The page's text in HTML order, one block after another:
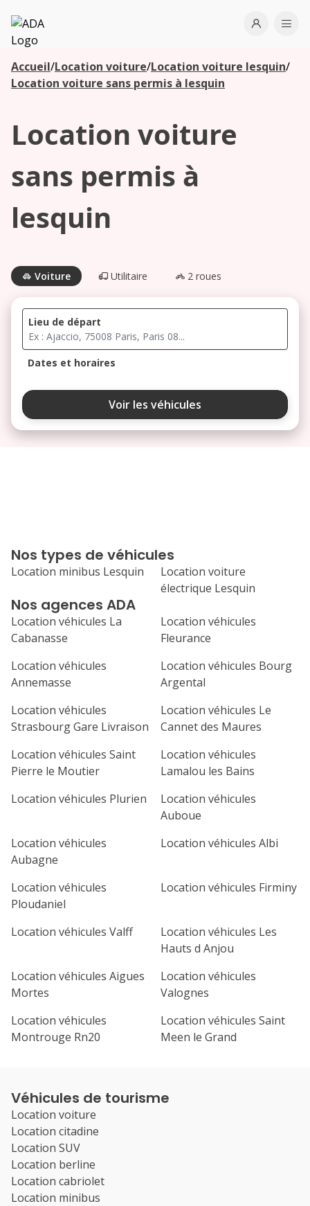
ADA
Open
Accueil/Location voiture/Location voiture lesquin/
Location voiture sans permis à lesquin
Location voiture
sans permis à
lesquin
Voiture Utilitaire 2 roues
Lieu de départ
Dates et horaires
août 2026
ma me
24 25 26
septembre 2026
lu me
3
7 9
15 16 17
21 22 23 24
Voir les véhicules
Nos agences ADA
Location véhicules La
Cabanasse
Location véhicules
Fleurance
Location véhicules
Annemasse
Location véhicules Bourg
Argental
Location véhicules
Strasbourg Gare Livraison
Location véhicules Le
Cannet des Maures
Location véhicules Saint
Pierre le Moutier
Location véhicules
Lamalou les Bains
Location véhicules Plurien
Location véhicules
Auboue
Location véhicules
Aubagne
Location véhicules Albi
Location véhicules
Ploudaniel
Location véhicules Firminy
Location véhicules Valff
Location véhicules Les
Hauts d Anjou
Location véhicules Aigues
Mortes
Location véhicules
Valognes
Location véhicules
Montrouge Rn20
Location véhicules Saint
Meen le Grand
Nos types de véhicules
Location minibus Lesquin
Location voiture
électrique Lesquin
Les
agences à
votre
pour voir les
agences à
Véhicules de tourisme
Location voiture
Location citadine
Location SUV
Location berline
Location cabriolet
Location minibus